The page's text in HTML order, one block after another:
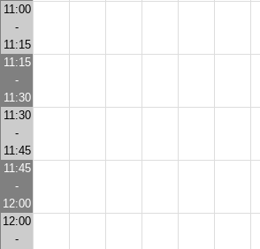
11:00
-
11:15
11:15
-
11:30
11:30
-
11:45
11:45
-
12:00
12:00
-